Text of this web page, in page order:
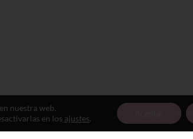
nuestra web.
en los ajustes.